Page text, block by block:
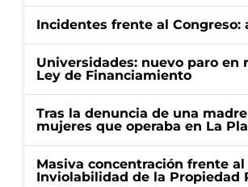
Incidentes frente al Congreso:
Universidades: nuevo paro
Ley de Financiamiento
Tras la denuncia de una
mujeres que operaba en La
Masiva concentración frente
Inviolabilidad de la Propiedad